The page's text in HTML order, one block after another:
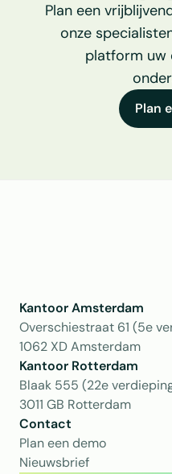
Plan een
onze
platform uw
Plan
Kantoor Amsterdam
Overschiestraat 61 (5e
1062 XD Amsterdam
Kantoor Rotterdam
Blaak 555 (22e
3011 GB Rotterdam
Contact
Plan een demo
Nieuwsbrief